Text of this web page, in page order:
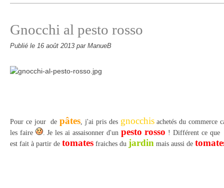
Gnocchi al pesto rosso
Publié le 16 août 2013 par ManueB
Pour ce jour depâtes, j'ai pris des gnocchisachetés du commerce
les faire
. Je les ai assaisonner d'un pesto rosso ! Différent ce que
est fait à partir de tomates fraiches du jardin mais aussi de